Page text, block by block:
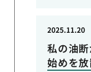
私の油
始めを
2025.11.20